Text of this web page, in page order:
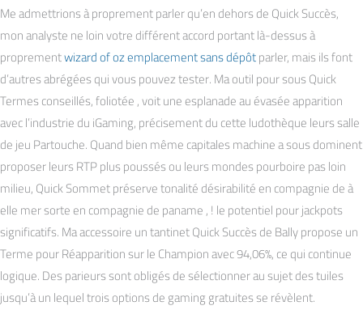
Me admettrions à proprement parler qu’en dehors de Quick Succès,
mon analyste ne loin votre différent accord portant là-dessus à
proprementwizard of oz emplacement sans dépôtparler, mais ils font
d’autres abrégées qui vous pouvez tester. Ma outil pour sous Quick
Termes conseillés, foliotée , voit une esplanade au évasée apparition
avec l’industrie du iGaming, précisement du cette ludothèque leurs salle
de jeu Partouche. Quand bien même capitales machine a sous dominent
proposer leurs RTP plus poussés ou leurs mondes pourboire pas loin
milieu, Quick Sommet préserve tonalité désirabilité en compagnie de à
elle mer sorte en compagnie de paname , ! le potentiel pour jackpots
significatifs. Ma accessoire un tantinet Quick Succès de Bally propose un
Terme pour Réapparition sur le Champion avec 94,06%, ce qui continue
logique. Des parieurs sont obligés de sélectionner au sujet des tuiles
jusqu’à un lequel trois options de gaming gratuites se révèlent.